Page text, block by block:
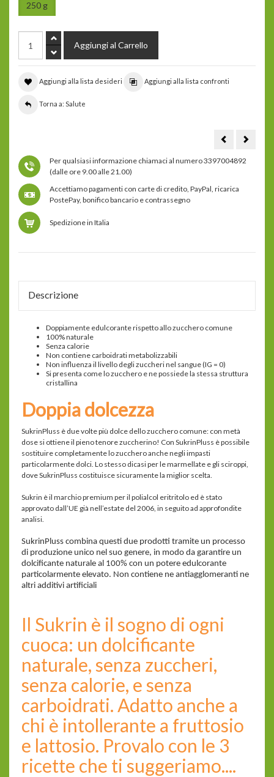
250 g
Aggiungi alla lista desideri Aggiungi alla lista confronti
Torna a: Salute
Sukrin
una
alternativa
Per qualsiasi informazione chiamaci al numero 3397004892
(dalle ore 9.00 alle 21.00)
Accettiamo pagamenti con carte di credito, PayPal, ricarica
PostePay, bonifico bancario e contrassegno
Spedizione in Italia
Descrizione
Doppiamente edulcorante rispetto allo zucchero comune
100% naturale
Senza calorie
Non contiene carboidrati metabolizzabili
Non influenza il livello degli zuccheri nel sangue (IG = 0)
Si presenta come lo zucchero e ne possiede la stessa struttura
cristallina
Doppia dolcezza
SukrinPluss è due volte più dolce dello zucchero comune: con metà
dose si ottiene il pieno tenore zuccherino! Con SukrinPluss è possibile
sostituire completamente lo zucchero anche negli impasti
particolarmente dolci. Lo stesso dicasi per le marmellate e gli sciroppi,
dove SukrinPluss costituisce sicuramente la miglior scelta.
Sukrin è il marchio premium per il polialcol eritritolo ed è stato
approvato dall’UE già nell’estate del 2006, in seguito ad approfondite
analisi.
SukrinPluss combina questi due prodotti tramite un processo
di produzione unico nel suo genere, in modo da garantire un
dolcificante naturale al 100% con un potere edulcorante
particolarmente elevato. Non contiene ne antiagglomeranti ne
altri additivi artificiali
Il Sukrin è il sogno di ogni
cuoca: un dolcificante
naturale, senza zuccheri,
senza calorie, e senza
carboidrati. Adatto anche a
chi è intollerante a fruttosio
e lattosio. Provalo con le 3
ricette che ti suggeriamo....